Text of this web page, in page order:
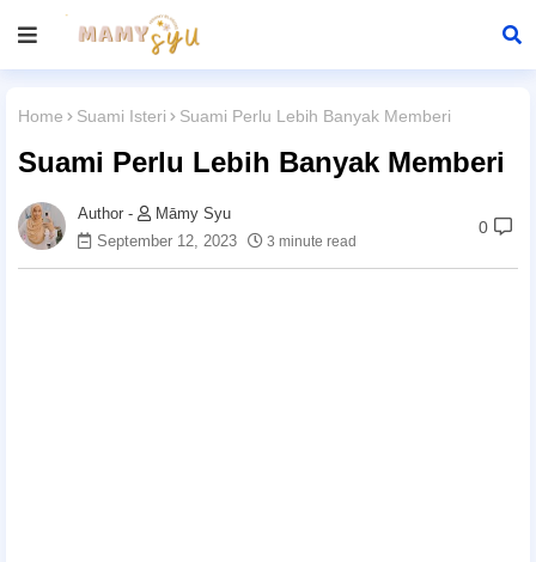
Home Suami Isteri Suami Perlu Lebih Banyak Memberi
Suami Perlu Lebih Banyak Memberi
Māmy Syu
September 12, 2023
3 minute read
0